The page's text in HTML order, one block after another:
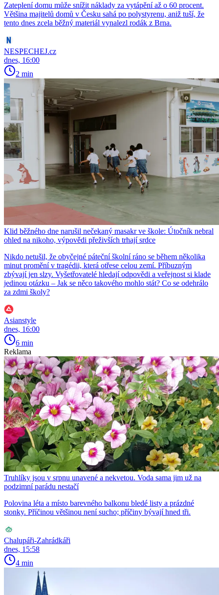
Zateplení domu může snížit náklady za vytápění až o 60 procent.
Většina majitelů domů v Česku sahá po polystyrenu, aniž tuší, že
tento dnes zcela běžný materiál vynalezl rodák z Brna.
NESPECHEJ.cz
dnes, 16:00
2 min
Klid běžného dne narušil nečekaný masakr ve škole: Útočník nebral
ohled na nikoho, výpovědi přeživších trhají srdce
Nikdo netušil, že obyčejné páteční školní ráno se během několika
minut promění v tragédii, která otřese celou zemí. Příbuzným
zbývají jen slzy. Vyšetřovatelé hledají odpovědi a veřejnost si klade
jedinou otázku – Jak se něco takového mohlo stát? Co se odehrálo
za zdmi školy?
Asianstyle
dnes, 16:00
6 min
Reklama
Truhlíky jsou v srpnu unavené a nekvetou. Voda sama jim už na
podzimní parádu nestačí
Polovina léta a místo barevného balkonu bledé listy a prázdné
stonky. Příčinou většinou není sucho; příčiny bývají hned tři.
Chalupáři-Zahrádkáři
dnes, 15:58
4 min